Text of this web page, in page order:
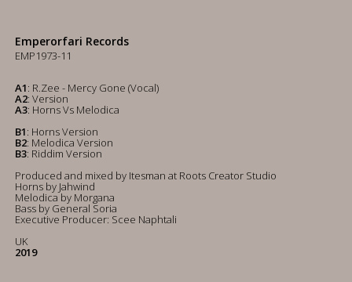
Emperorfari Records
EMP1973-11
A1: R.Zee - Mercy Gone (Vocal)
A2: Version
A3: Horns Vs Melodica
B1: Horns Version
B2: Melodica Version
B3: Riddim Version
Produced and mixed by Itesman at Roots Creator Studio
Horns by Jahwind
Melodica by Morgana
Bass by General Soria
Executive Producer: Scee Naphtali
UK
2019